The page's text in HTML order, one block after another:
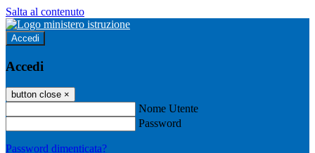
Salta al contenuto
Accedi
Accedi
button close ×
Nome Utente
Password
Password dimenticata?